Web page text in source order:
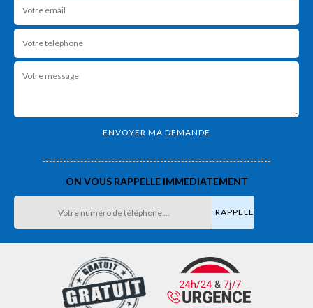
ON VOUS RAPPELLE IMMEDIATEMENT